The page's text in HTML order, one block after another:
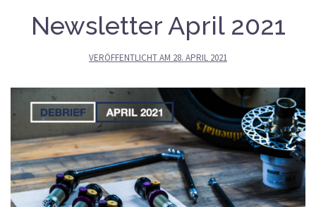
Newsletter April 2021
VERÖFFENTLICHT AM 28. APRIL 2021